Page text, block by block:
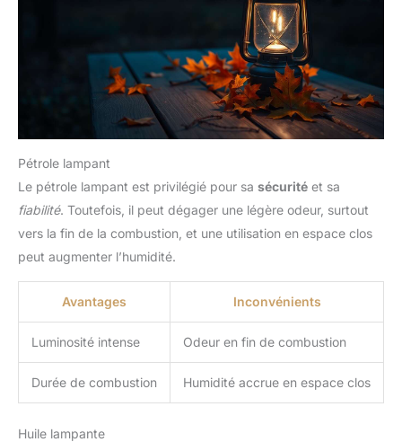
Pétrole lampant
Le pétrole lampant est privilégié pour sa sécurité et sa
fiabilité. Toutefois, il peut dégager une légère odeur, surtout
vers la fin de la combustion, et une utilisation en espace clos
peut augmenter l’humidité.
Avantages Inconvénients
Luminosité intense Odeur en fin de combustion
Durée de combustion Humidité accrue en espace clos
Huile lampante